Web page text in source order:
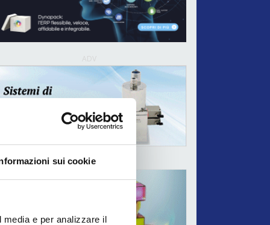
sui cookie
e per analizzare il
ADV